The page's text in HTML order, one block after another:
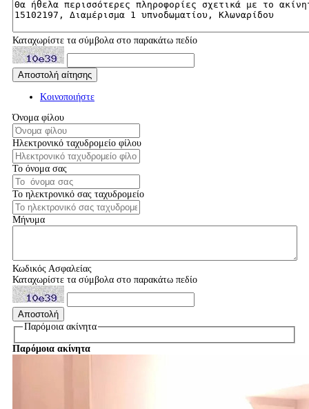
Καταχωρίστε τα σύμβολα στο παρακάτω πεδίο
Κοινοποιήστε
Όνομα φίλου
Ηλεκτρονικό ταχυδρομείο φίλου
Το όνομα σας
Το ηλεκτρονικό σας ταχυδρομείο
Μήνυμα
Κωδικός Ασφαλείας
Καταχωρίστε τα σύμβολα στο παρακάτω πεδίο
Παρόμοια ακίνητα
Παρόμοια ακίνητα